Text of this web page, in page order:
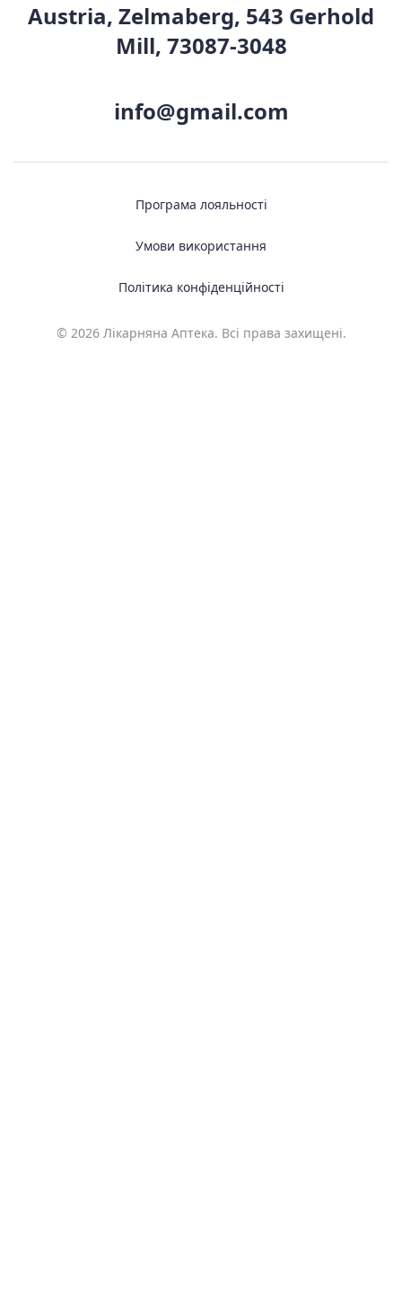
Austria, Zelmaberg, 543 Gerhold
Mill, 73087-3048
info@gmail.com
© 2026 Лікарняна Аптека. Всі права захищені.
Програма лояльності
Умови використання
Політика конфіденційності